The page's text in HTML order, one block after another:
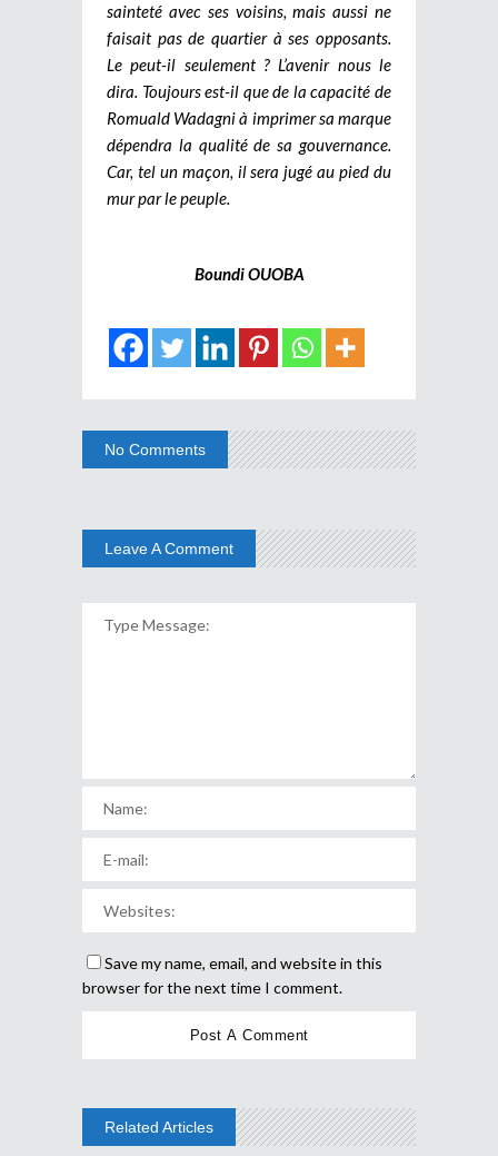
sainteté avec ses voisins, mais aussi ne
faisait pas de quartier à ses opposants.
Le peut-il seulement ? L’avenir nous le
dira. Toujours est-il que de la capacité de
Romuald Wadagni à imprimer sa marque
dépendra la qualité de sa gouvernance.
Car, tel un maçon, il sera jugé au pied du
mur par le peuple.
Boundi OUOBA
No Comments
Leave A Comment
Save my name, email, and website in this
browser for the next time I comment.
Related Articles